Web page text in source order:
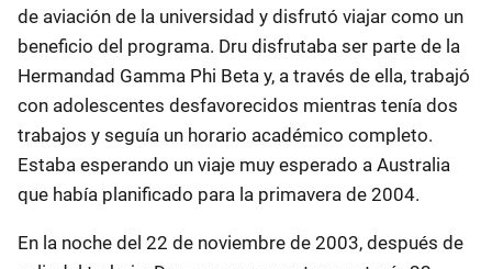
de aviación de la universidad y disfrutó viajar como un
beneficio del programa. Dru disfrutaba ser parte de la
Hermandad Gamma Phi Beta y, a través de ella, trabajó
con adolescentes desfavorecidos mientras tenía dos
trabajos y seguía un horario académico completo.
Estaba esperando un viaje muy esperado a Australia
que había planificado para la primavera de 2004.
En la noche del 22 de noviembre de 2003, después de